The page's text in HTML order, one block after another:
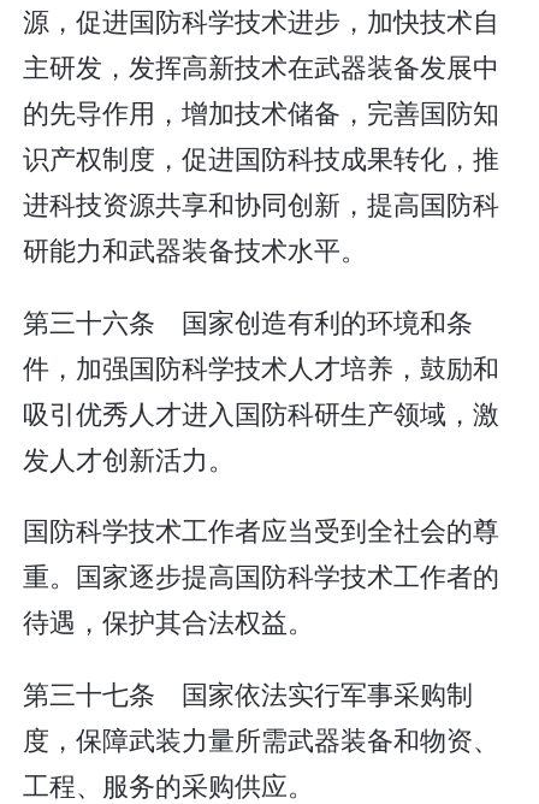
源，促进国防科学技术进步，加快技术自
主研发，发挥高新技术在武器装备发展中
的先导作用，增加技术储备，完善国防知
识产权制度，促进国防科技成果转化，推
进科技资源共享和协同创新，提高国防科
研能力和武器装备技术水平。
第三十六条 国家创造有利的环境和条
件，加强国防科学技术人才培养，鼓励和
吸引优秀人才进入国防科研生产领域，激
发人才创新活力。
国防科学技术工作者应当受到全社会的尊
重。国家逐步提高国防科学技术工作者的
待遇，保护其合法权益。
第三十七条 国家依法实行军事采购制
度，保障武装力量所需武器装备和物资、
工程、服务的采购供应。